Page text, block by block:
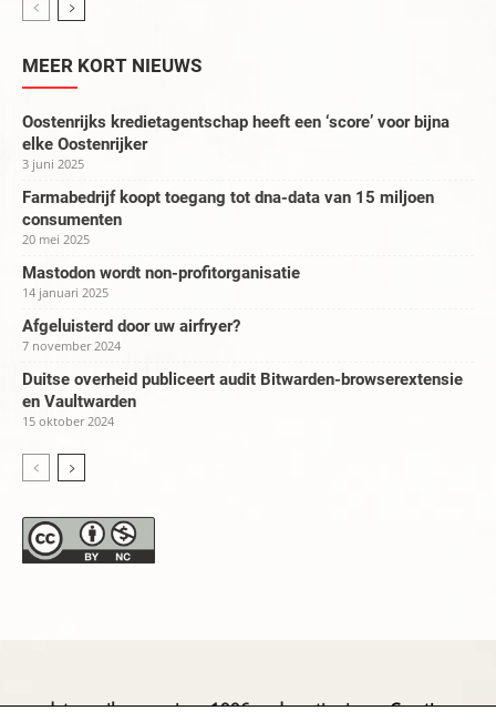
MEER KORT NIEUWS
Oostenrijks kredietagentschap heeft een ‘score’ voor bijna
elke Oostenrijker
3 juni 2025
Farmabedrijf koopt toegang tot dna-data van 15 miljoen
consumenten
20 mei 2025
Mastodon wordt non-profitorganisatie
14 januari 2025
Afgeluisterd door uw airfryer?
7 november 2024
Duitse overheid publiceert audit Bitwarden-browserextensie
en Vaultwarden
15 oktober 2024
datapanik.org – since 1996 and continuing »Creative